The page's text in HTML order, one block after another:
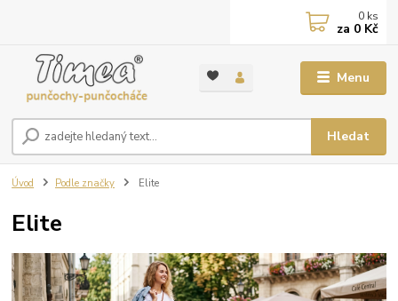
Menu
Hledat
0 ks
za 0 Kč
Úvod Podle značky Elite
Elite